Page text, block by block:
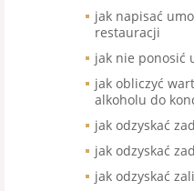
jak napisać
restauracji
jak nie ponosić
jak obliczyć
alkoholu do
jak odzyskać
jak odzyskać
jak odzyskać